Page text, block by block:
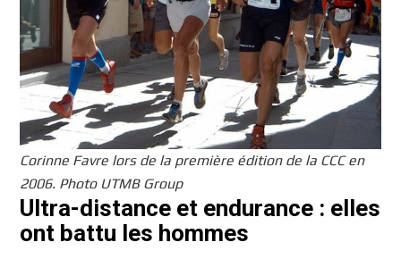
Corinne Favre lors de la première édition de la CCC en
2006. Photo UTMB Group
Ultra-distance et endurance : elles
ont battu les hommes